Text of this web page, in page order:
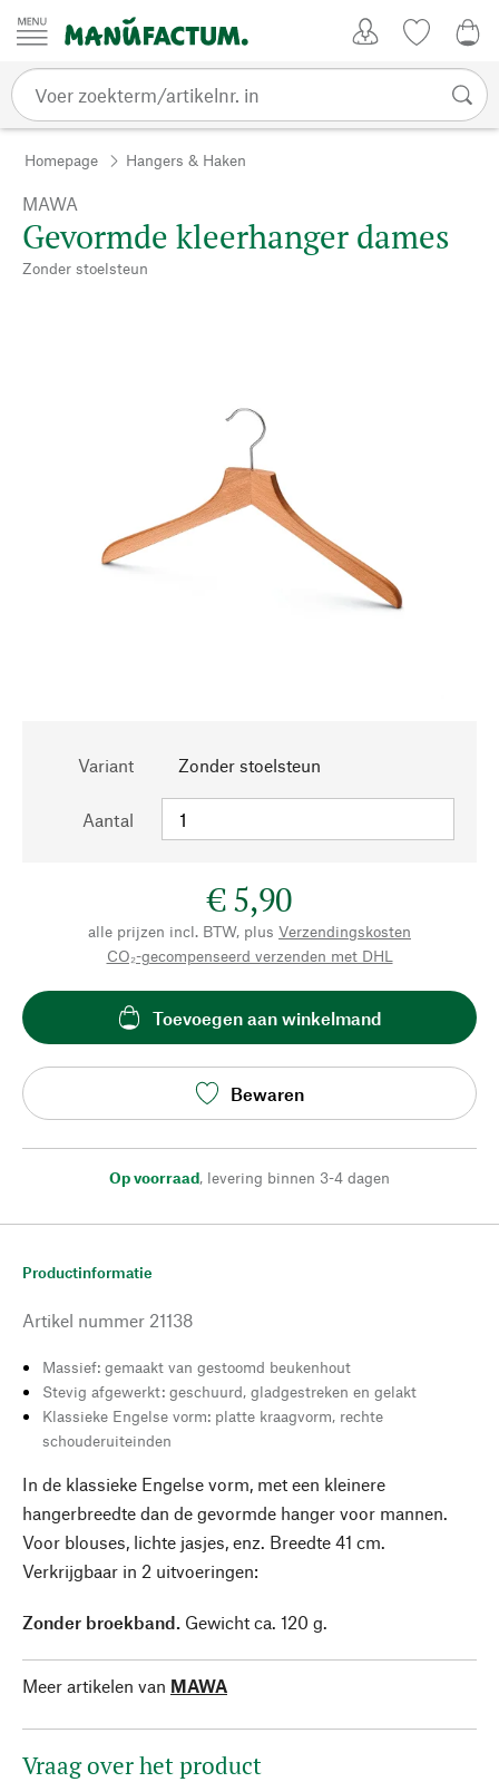
Passer au contenu
Homepage Hangers & Haken
MAWA
Gevormde kleerhanger dames
Zonder stoelsteun
Variant Zonder stoelsteun
Aantal
€ 5,90
alle prijzen incl. BTW, plus Verzendingskosten
CO₂-gecompenseerd verzenden met DHL
Toevoegen aan winkelmand
Bewaren
Op voorraad, levering binnen 3-4 dagen
Productinformatie
Artikel nummer 21138
Massief: gemaakt van gestoomd beukenhout
Stevig afgewerkt: geschuurd, gladgestreken en gelakt
Klassieke Engelse vorm: platte kraagvorm, rechte
schouderuiteinden
In de klassieke Engelse vorm, met een kleinere
hangerbreedte dan de gevormde hanger voor mannen.
Voor blouses, lichte jasjes, enz. Breedte 41 cm.
Verkrijgbaar in 2 uitvoeringen:
Zonder broekband. Gewicht ca. 120 g.
Meer artikelen van MAWA
Vraag over het product